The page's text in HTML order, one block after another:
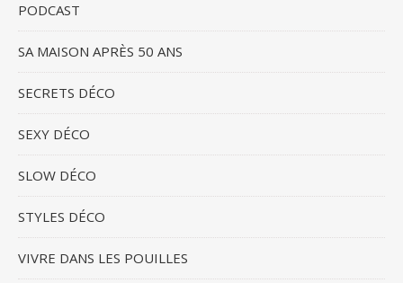
PODCAST
SA MAISON APRÈS 50 ANS
SECRETS DÉCO
SEXY DÉCO
SLOW DÉCO
STYLES DÉCO
VIVRE DANS LES POUILLES